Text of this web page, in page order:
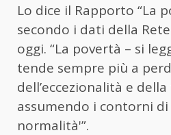
Lo dice il Rapporto “La
secondo i dati della
oggi. “La povertà – si
tende sempre più a
dell’eccezionalità e
assumendo i contorni
normalità'”.